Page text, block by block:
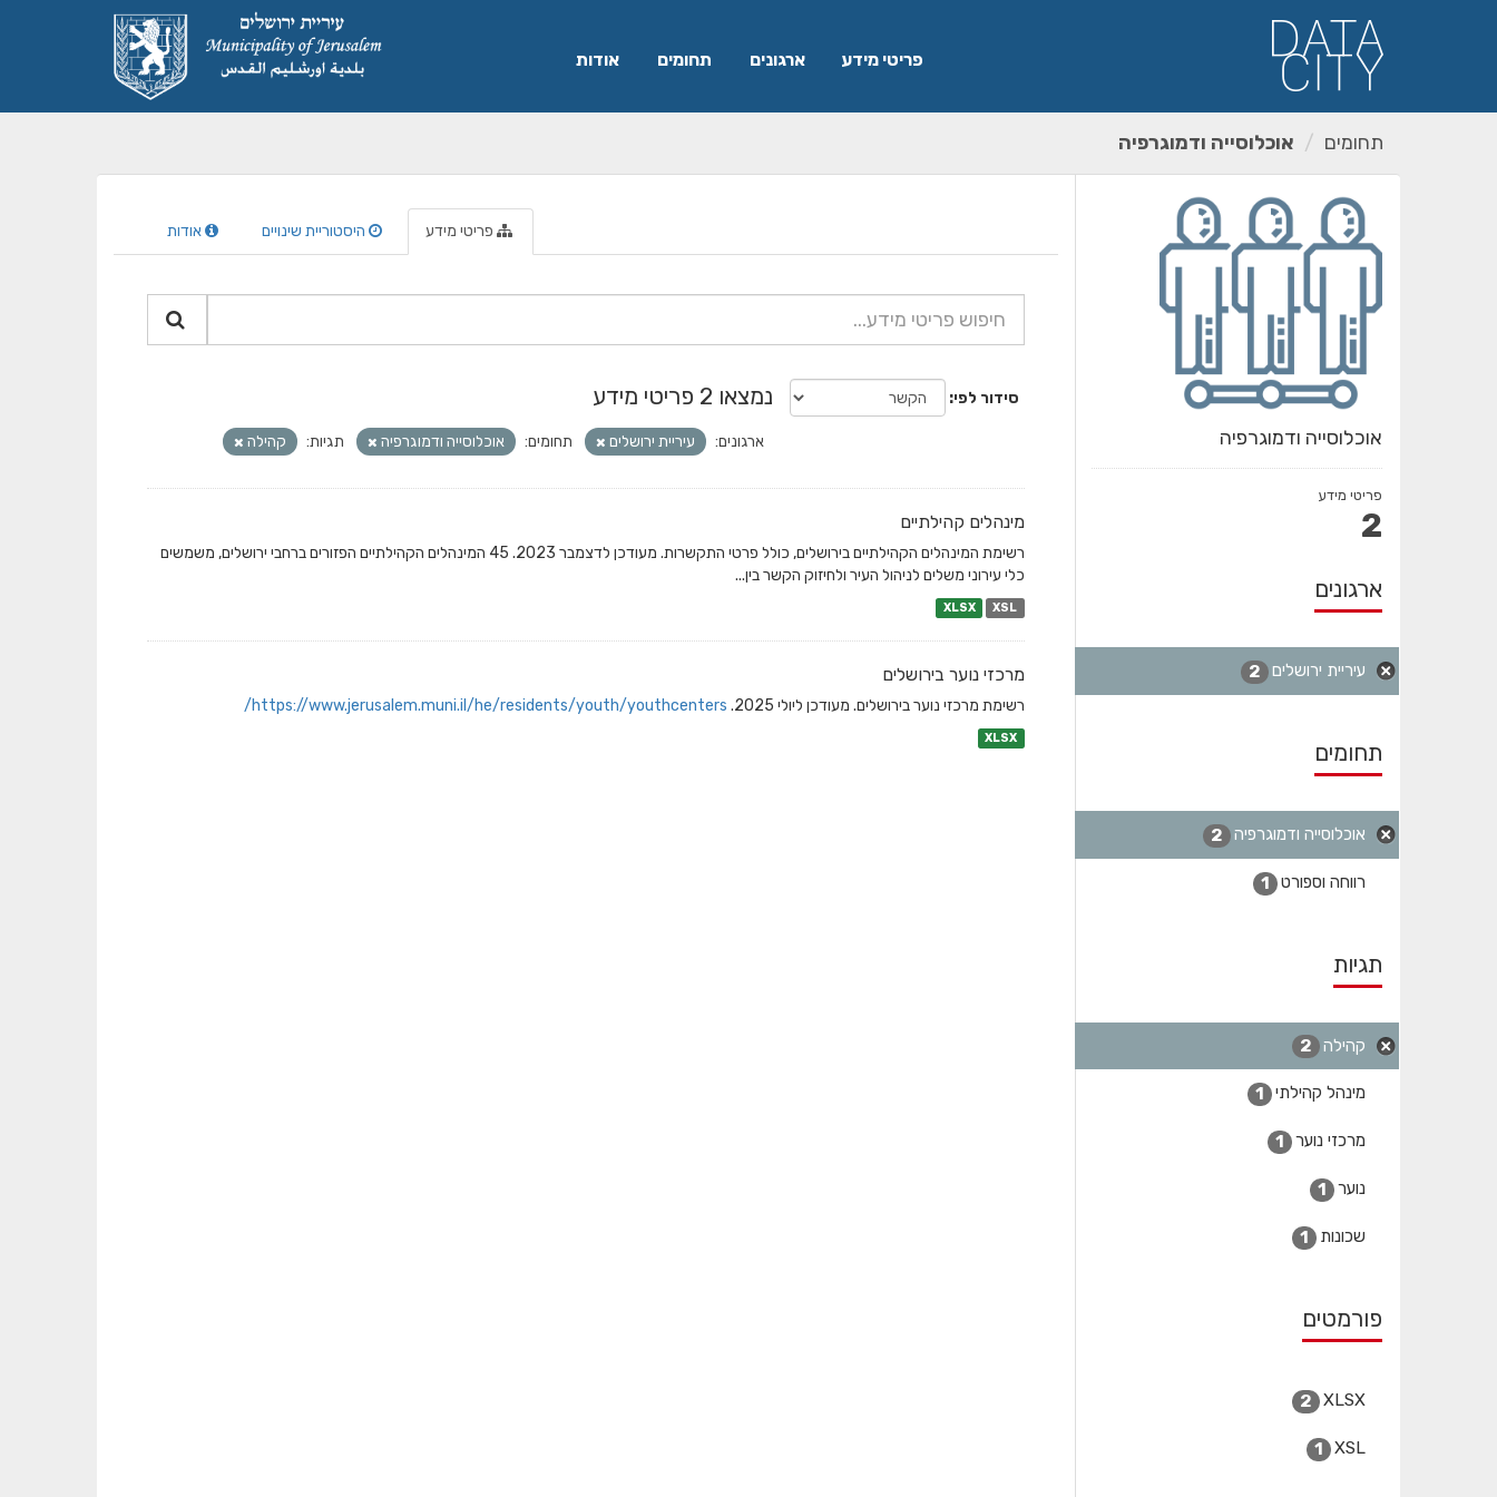
פריטי מידע ארגונים תחומים אודות
תחומים אוכלוסייה ודמוגרפיה
אוכלוסייה ודמוגרפיה
פריטי מידע
2
ארגונים
עיריית ירושלים 2
תחומים
אוכלוסייה ודמוגרפיה 2
רווחה וספורט 1
תגיות
קהילה 2
מינהל קהילתי 1
מרכזי נוער 1
נוער 1
שכונות 1
פורמטים
XLSX
2
XSL
1
פריטי מידע היסטוריית שינויים אודות
סידור לפי נמצאו 2 פריטי מידע
ארגונים: עיריית ירושלים תחומים: אוכלוסייה ודמוגרפיה תגיות: קהילה
מינהלים קהילתיים
רשימת המינהלים הקהילתיים בירושלים, כולל פרטי התקשרות. מעודכן לדצמבר 2023. 45 המינהלים הקהילתיים הפזורים ברחבי ירושלים, משמשים
כלי עירוני משלים לניהול העיר ולחיזוק הקשר בין...
XLSX XSL
מרכזי נוער בירושלים
רשימת מרכזי נוער בירושלים. מעודכן ליולי 2025. https://www.jerusalem.muni.il/he/residents/youth/youthcenters/
XLSX